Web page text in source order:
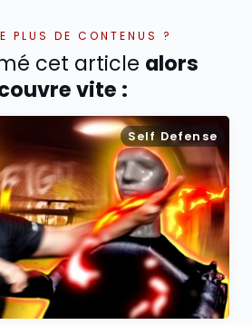
PLUS DE CONTENUS ?
cet article alors
vite :
Self Defense